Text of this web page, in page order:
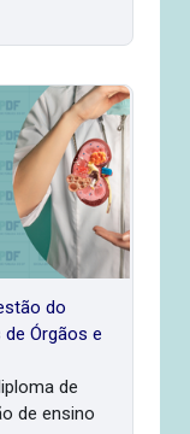
do Sistema
do
Órgãos e
de
de ensino